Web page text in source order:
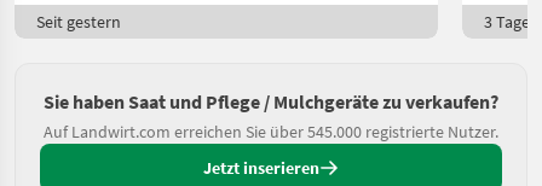
Seit gestern 3 Tage
Sie haben Saat und Pflege / Mulchgeräte zu verkaufen?
Auf Landwirt.com erreichen Sie über 545.000 registrierte Nutzer.
Jetzt inserieren